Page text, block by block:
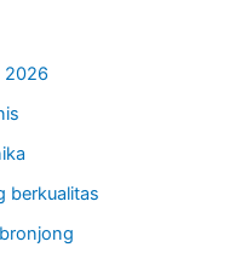
2026
berkualitas